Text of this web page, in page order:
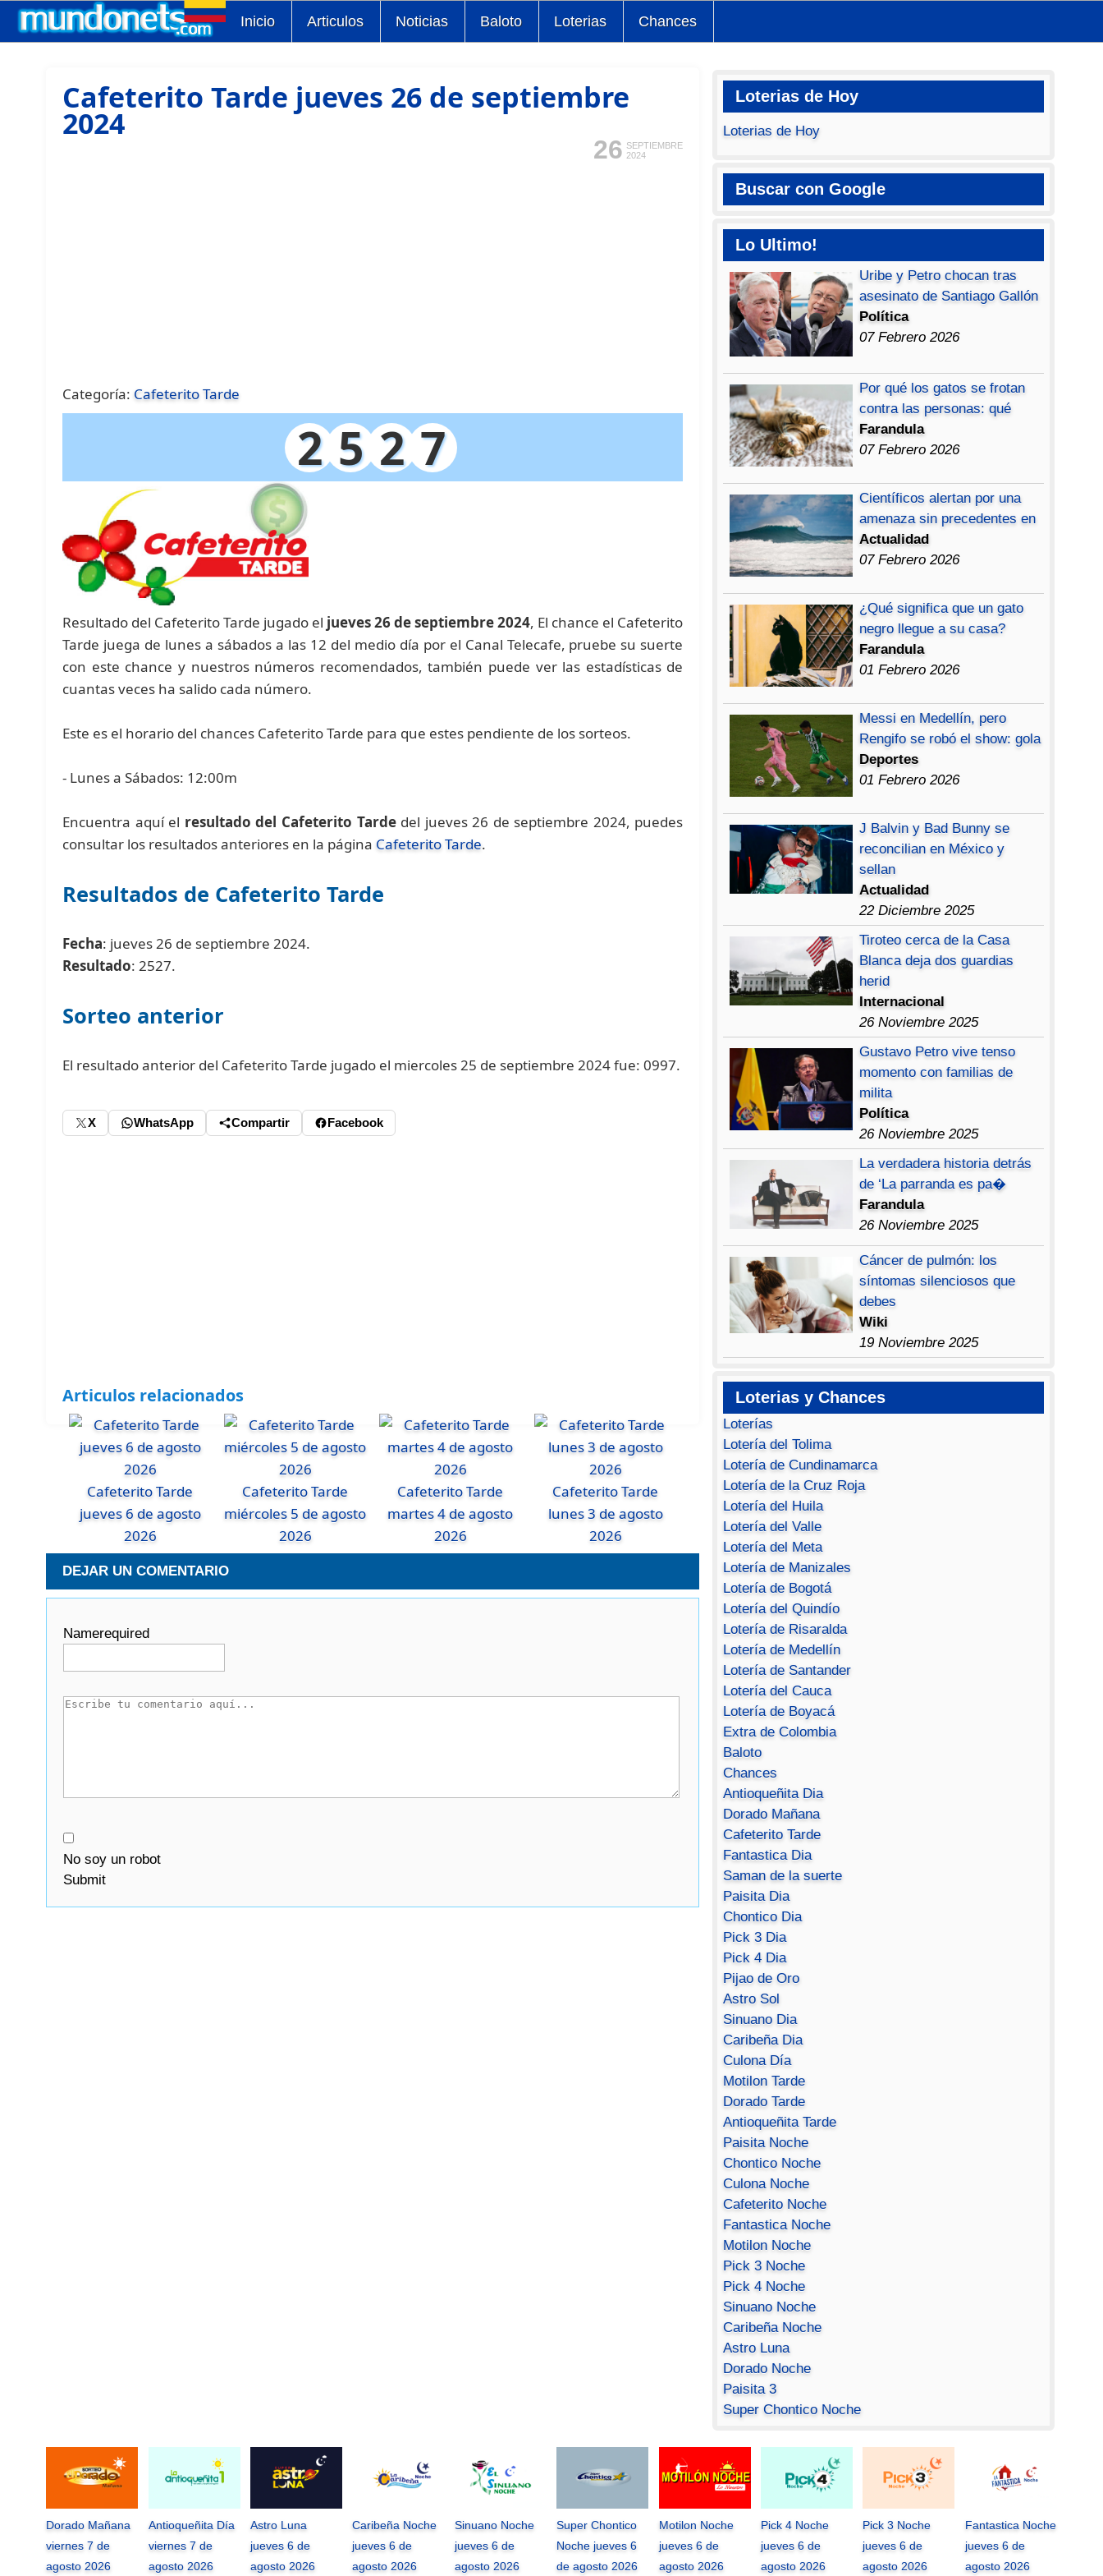
Inicio Articulos Noticias Baloto Loterias Chances
Cafeterito Tarde jueves 26 de septiembre
2024
26 SEPTIEMBRE
2024
Categoría: Cafeterito Tarde
2 5 2 7
Resultado del Cafeterito Tarde jugado el jueves 26 de septiembre 2024, El chance el Cafeterito
Tarde juega de lunes a sábados a las 12 del medio día por el Canal Telecafe, pruebe su suerte
con este chance y nuestros números recomendados, también puede ver las estadísticas de
cuantas veces ha salido cada número.
Este es el horario del chances Cafeterito Tarde para que estes pendiente de los sorteos.
- Lunes a Sábados: 12:00m
Encuentra aquí el resultado del Cafeterito Tardedel jueves 26 de septiembre 2024, puedes
consultar los resultados anteriores en la página Cafeterito Tarde.
Resultados de Cafeterito Tarde
Fecha: jueves 26 de septiembre 2024.
Resultado: 2527.
Sorteo anterior
El resultado anterior del Cafeterito Tarde jugado el miercoles 25 de septiembre 2024 fue: 0997.
X WhatsApp Compartir Facebook
Articulos relacionados
Cafeterito Tarde
jueves 6 de agosto
2026
Cafeterito Tarde
miércoles 5 de agosto
2026
Cafeterito Tarde
martes 4 de agosto
2026
Cafeterito Tarde
lunes 3 de agosto
2026
DEJAR UN COMENTARIO
Namerequired
No soy un robot
Submit
Loterias de Hoy
Loterias de Hoy
Buscar con Google
Lo Ultimo!
Uribe y Petro chocan tras
asesinato de Santiago Gallón
Política
07 Febrero 2026
Por qué los gatos se frotan
contra las personas: qué
Farandula
07 Febrero 2026
Científicos alertan por una
amenaza sin precedentes en
Actualidad
07 Febrero 2026
¿Qué significa que un gato
negro llegue a su casa?
Farandula
01 Febrero 2026
Messi en Medellín, pero
Rengifo se robó el show: gola
Deportes
01 Febrero 2026
J Balvin y Bad Bunny se
reconcilian en México y
sellan
Actualidad
22 Diciembre 2025
Tiroteo cerca de la Casa
Blanca deja dos guardias
herid
Internacional
26 Noviembre 2025
Gustavo Petro vive tenso
momento con familias de
milita
Política
26 Noviembre 2025
La verdadera historia detrás
de ‘La parranda es pa�
Farandula
26 Noviembre 2025
Cáncer de pulmón: los
síntomas silenciosos que
debes
Wiki
19 Noviembre 2025
Loterias y Chances
Loterías
Lotería del Tolima
Lotería de Cundinamarca
Lotería de la Cruz Roja
Lotería del Huila
Lotería del Valle
Lotería del Meta
Lotería de Manizales
Lotería de Bogotá
Lotería del Quindío
Lotería de Risaralda
Lotería de Medellín
Lotería de Santander
Lotería del Cauca
Lotería de Boyacá
Extra de Colombia
Baloto
Chances
Antioqueñita Dia
Dorado Mañana
Cafeterito Tarde
Fantastica Dia
Saman de la suerte
Paisita Dia
Chontico Dia
Pick 3 Dia
Pick 4 Dia
Pijao de Oro
Astro Sol
Sinuano Dia
Caribeña Dia
Culona Día
Motilon Tarde
Dorado Tarde
Antioqueñita Tarde
Paisita Noche
Chontico Noche
Culona Noche
Cafeterito Noche
Fantastica Noche
Motilon Noche
Pick 3 Noche
Pick 4 Noche
Sinuano Noche
Caribeña Noche
Astro Luna
Dorado Noche
Paisita 3
Super Chontico Noche
Dorado Mañana
viernes 7 de
agosto 2026
Antioqueñita Día
viernes 7 de
agosto 2026
Astro Luna
jueves 6 de
agosto 2026
Caribeña Noche
jueves 6 de
agosto 2026
Sinuano Noche
jueves 6 de
agosto 2026
Super Chontico
Noche jueves 6
de agosto 2026
Motilon Noche
jueves 6 de
agosto 2026
Pick 4 Noche
jueves 6 de
agosto 2026
Pick 3 Noche
jueves 6 de
agosto 2026
Fantastica Noche
jueves 6 de
agosto 2026